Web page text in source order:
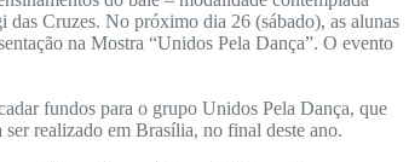
Cruzes. No próximo dia 26 (sábado), as alunas
na Mostra “Unidos Pela Dança”. O evento
fundos para o grupo Unidos Pela Dança, que
realizado em Brasília, no final deste ano.